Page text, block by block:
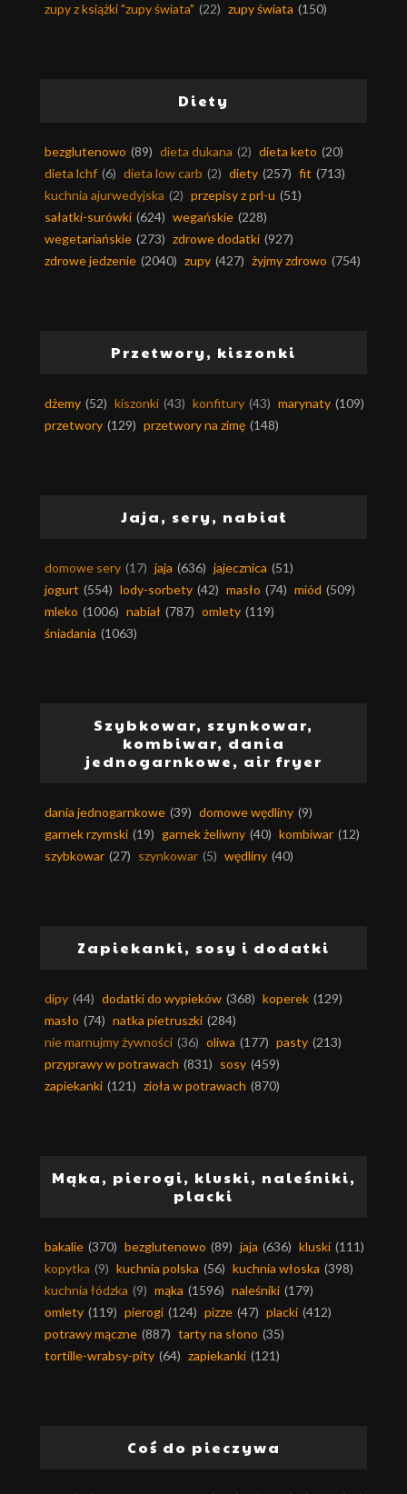
zupy z książki "zupy świata" (22) zupy świata (150)
Diety
bezglutenowo (89) dieta dukana (2) dieta keto (20)
dieta lchf (6) dieta low carb (2) diety (257) fit (713)
kuchnia ajurwedyjska (2) przepisy z prl-u (51)
sałatki-surówki (624) wegańskie (228)
wegetariańskie (273) zdrowe dodatki (927)
zdrowe jedzenie (2040) zupy (427) żyjmy zdrowo (754)
Przetwory, kiszonki
dżemy (52) kiszonki (43) konfitury (43) marynaty (109)
przetwory (129) przetwory na zimę (148)
Jaja, sery, nabiał
domowe sery (17) jaja (636) jajecznica (51)
jogurt (554) lody-sorbety (42) masło (74) miód (509)
mleko (1006) nabiał (787) omlety (119)
śniadania (1063)
Szybkowar, szynkowar,
kombiwar, dania
jednogarnkowe, air fryer
dania jednogarnkowe (39) domowe wędliny (9)
garnek rzymski (19) garnek żeliwny (40) kombiwar (12)
szybkowar (27) szynkowar (5) wędliny (40)
Zapiekanki, sosy i dodatki
dipy (44) dodatki do wypieków (368) koperek (129)
masło (74) natka pietruszki (284)
nie marnujmy żywności (36) oliwa (177) pasty (213)
przyprawy w potrawach (831) sosy (459)
zapiekanki (121) zioła w potrawach (870)
Mąka, pierogi, kluski, naleśniki,
placki
bakalie (370) bezglutenowo (89) jaja (636) kluski (111)
kopytka (9) kuchnia polska (56) kuchnia włoska (398)
kuchnia łódzka (9) mąka (1596) naleśniki (179)
omlety (119) pierogi (124) pizze (47) placki (412)
potrawy mączne (887) tarty na słono (35)
tortille-wrabsy-pity (64) zapiekanki (121)
Coś do pieczywa